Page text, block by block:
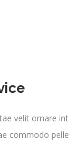
velit ornare
commodo